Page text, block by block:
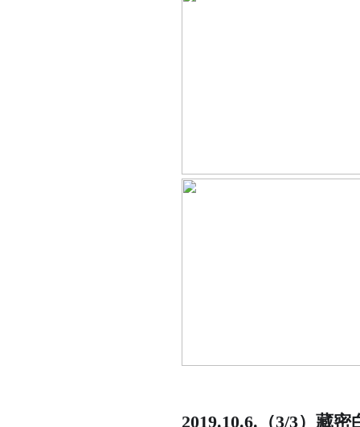
2019.10.6.（3/3）藏